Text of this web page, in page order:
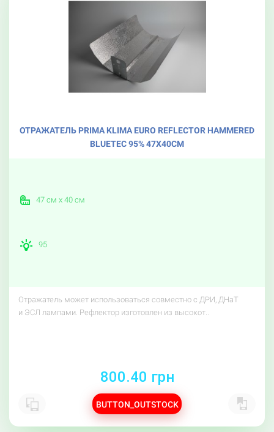
ОТРАЖАТЕЛЬ PRIMA KLIMA EURO REFLECTOR HAMMERED
BLUETEC 95% 47X40СМ
47 см x 40 см
95
Отражатель может использоваться совместно с ДРИ, ДНаТ
и ЭСЛ лампами. Рефлектор изготовлен из высокот..
800.40 грн
BUTTON_OUTSTOCK